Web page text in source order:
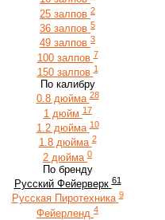
25 залпов 2
36 залпов 5
49 залпов 3
100 залпов 7
150 залпов 1
По калибру
0.8 дюйма 28
1 дюйм 17
1.2 дюйма 10
1.8 дюйма 2
2 дюйма 0
По бренду
Русский Фейерверк 61
Русская Пиротехника 9
Фейерленд 4